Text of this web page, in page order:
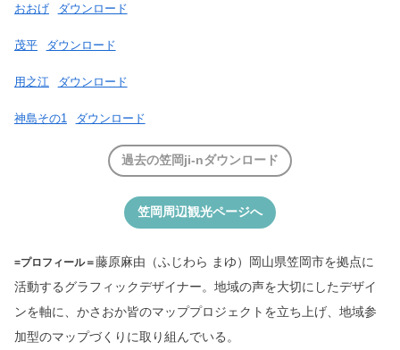
おおげ ダウンロード
茂平 ダウンロード
用之江 ダウンロード
神島その1 ダウンロード
過去の笠岡ji-nダウンロード
笠岡周辺観光ページへ
=プロフィール＝藤原麻由（ふじわら まゆ）
岡山県笠岡市を拠点に
活動するグラフィックデザイナー。 地域の声を大切にしたデザイ
ンを軸に、 かさおか皆のマッププロジェクト を立ち上げ、地域参
加型のマップづくりに取り組んでいる。